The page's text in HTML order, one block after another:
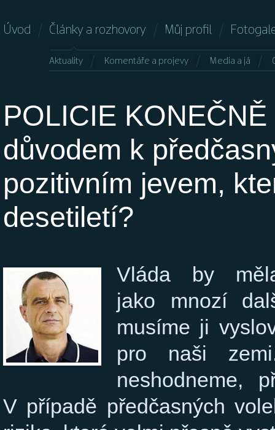
Úvod Články a rozhovory Můj profil
Aktuality Komentáře a projevy Media a já
POLICIE
důvodem k
pozitivním jevem,
desetiletí?
Vláda by
jako mnozí
musíme ji
pro naši
neshodneme,
V případě předčasných